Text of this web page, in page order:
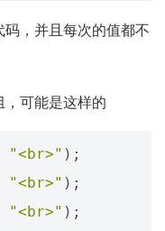
，并且每次的值都不
可能是这样的
"<br>" );
"<br>" );
"<br>" );